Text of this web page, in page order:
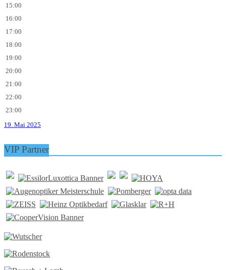
15:00
16:00
17:00
18:00
19:00
20:00
21:00
22:00
23:00
19. Mai 2025
VIP Partner